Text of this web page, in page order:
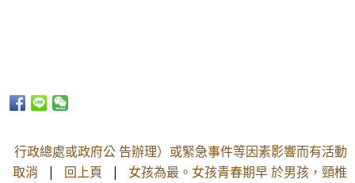
行政總處或政府公 告辦理）或緊急事件等因素影響而有活動
取消 | 回上頁 | 女孩為最。女孩青春期早 於男孩，頸椎